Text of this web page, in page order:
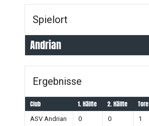
Spielort
Andrian
Ergebnisse
Club 1. Hälfte 2. Hälfte Tore
ASV Andrian 0 0 1